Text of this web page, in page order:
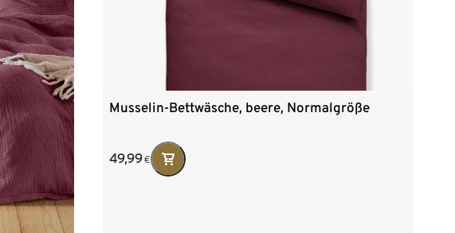
Musselin-Bettwäsche, beere, Normalgröße
49,99€